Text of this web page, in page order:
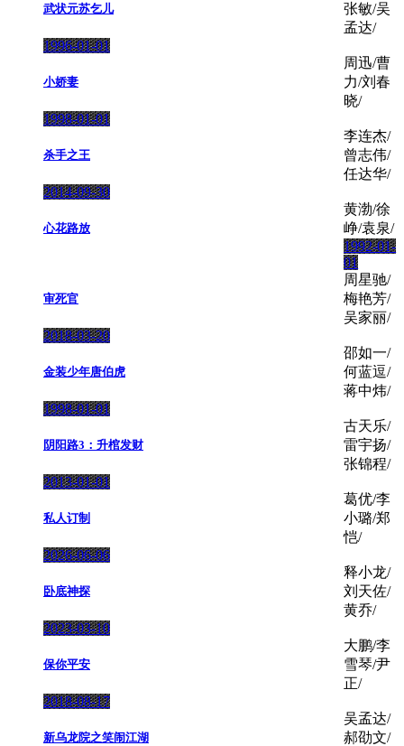
武状元苏乞儿
张敏/吴
孟达/
1996-01-01
小娇妻
周迅/曹
力/刘春
晓/
1998-01-01
杀手之王
李连杰/
曾志伟/
任达华/
2014-09-30
心花路放
黄渤/徐
峥/袁泉/
1992-01-
01
审死官
周星驰/
梅艳芳/
吴家丽/
2018-03-20
金装少年唐伯虎
邵如一/
何蓝逗/
蒋中炜/
1998-01-01
阴阳路3：升棺发财
古天乐/
雷宇扬/
张锦程/
2013-01-01
私人订制
葛优/李
小璐/郑
恺/
2026-06-06
卧底神探
释小龙/
刘天佐/
黄乔/
2023-03-10
保你平安
大鹏/李
雪琴/尹
正/
2018-08-17
新乌龙院之笑闹江湖
吴孟达/
郝劭文/